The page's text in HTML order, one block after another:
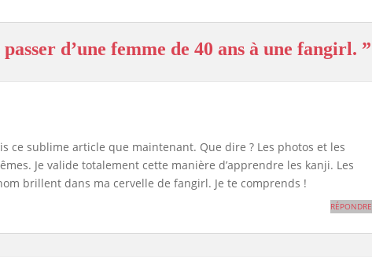
d’une femme de 40 ans à une fangirl. ”
ce sublime article que maintenant. Que dire ? Les photos et les
Je valide totalement cette manière d’apprendre les kanji. Les
brillent dans ma cervelle de fangirl. Je te comprends !
RÉPONDRE